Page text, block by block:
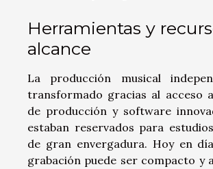
Herramientas y
alcance
La producción musical
transformado gracias al acceso
de producción y software
estaban reservados para
de gran envergadura. Hoy en
grabación puede ser compacto y